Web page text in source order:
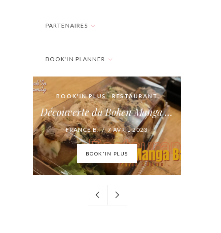
PARTENAIRES
BOOK'IN PLANNER
BOOK'IN PLUS RESTAURANT
Découverte du Boken Manga Bar
FRANCE B. / 7 AVRIL 2023
BOOK'IN PLUS